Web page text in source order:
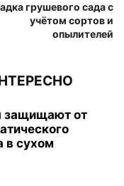
грушевого сада с
учётом сортов и
опылителей
защищают от
в сухом